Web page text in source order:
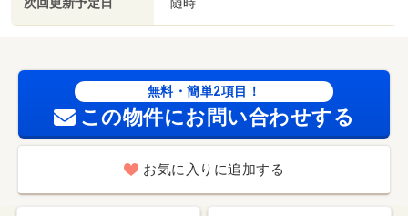
次回更新予定日
無料・簡単2項目！
この物件にお問い合わせする
お気に入りに追加する